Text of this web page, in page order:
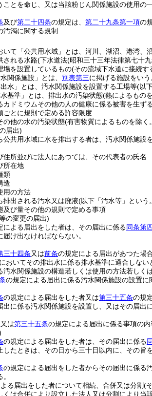
ことを命じ、又は当該粉じん関係施設の使用の
及び第二十四条の規定は、 第二十九条第一項の
汚濁に関する規制
いて「公共用水域」とは、河川、湖沼、港湾
される水路(下水道法(昭和三十三年法律第七十
場を設置しているもの(その流域下水道に接続す
関係施設」とは、 別表第三に掲げる施設をいう
水」とは、汚水関係施設を設置する工場等(以
基準」とは、排出水の汚染状態(熱によるもの
カドミウムその他の人の健康に係る被害を生ず
ごとに規則で定める許容限度
の他の水の汚染状態(有害物質によるものを除く
届出)
公共用水域に水を排出する者は、汚水関係施
住所並びに法人にあつては、その代表者の氏名
所在地
類
造
用の方法
排出される汚水又は廃液(以下「汚水等」という
及び量その他の規則で定める事項
の変更の届出)
による届出をした者は、その届出に係る同条第
け出なければならない。
三十四条又は前条の規定による届出があつた場
においてその排出水に係る排水基準に適合しな
汚水関係施設の構造若しくは使用の方法若しく
の規定による届出に係る汚水関係施設の設置に
の規定による届出をした者又は第三十五条の規
出に係る汚水関係施設を設置し、又はその届
又は第三十五条の規定による届出に係る事項の
の規定による届出をした者は、その届出に係る
したときは、その日から三十日以内に、その旨
の規定による届出をした者からその届出に係る
る届出をした者について相続、合併又は分割(
くは合併により設立した法人又は分割により当